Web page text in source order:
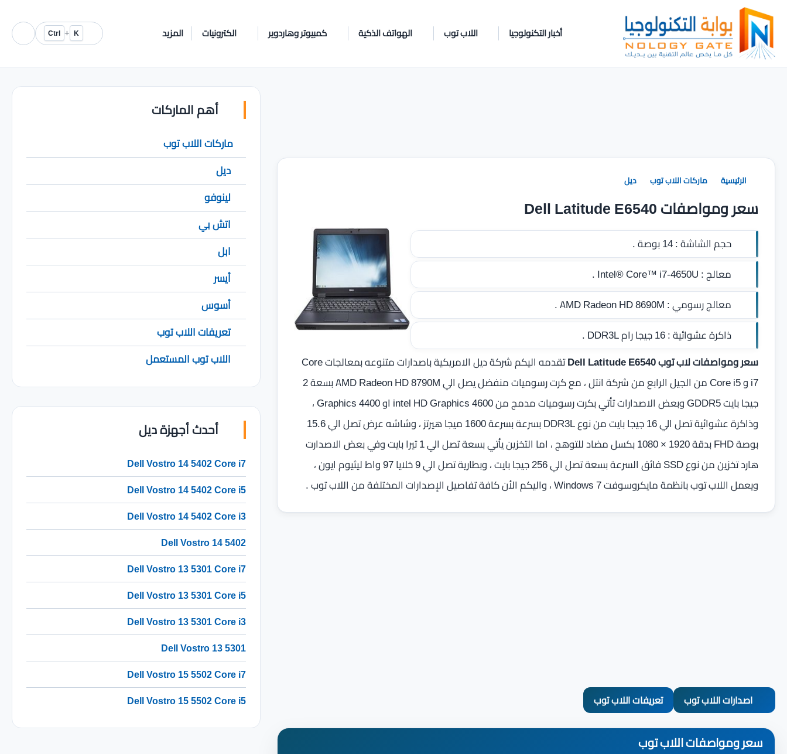
أخبار التكنولوجيا اللاب توب الهواتف الذكية كمبيوتر وهاردوير الكترونيات المزيد K
+
Ctrl
الرئيسية ماركات اللاب توب ديل
سعر ومواصفات Dell Latitude E6540
حجم الشاشة :14 بوصة .
معالج :Intel® Core™ i7-4650U .
معالج رسومي :AMD Radeon HD 8690M .
ذاكرة عشوائية :16 جيجا رام DDR3L
.
سعر ومواصفات لاب توب Dell Latitude E6540
تقدمه اليكم شركة ديل الامريكية باصدارات متنوعه بمعالجات Core
i7 و Core i5 من الجيل الرابع من شركة انتل ، مع كرت رسوميات منفضل يصل الي AMD Radeon HD 8790M بسعة 2
جيجا بايت GDDR5 وبعض الاصدارات تأتي بكرت رسوميات مدمج من intel HD Graphics 4600 او Graphics 4400 ،
وذاكرة عشوائية تصل الي 16 جيجا بايت من نوع DDR3L بسرعة بسرعة 1600 ميجا هيرتز ، وشاشه عرض تصل الي 15.6
بوصة FHD بدقة 1920 × 1080 بكسل مضاد للتوهج ‏، اما التخزين يأتي بسعة تصل الي 1 تيرا بايت وفي بعض الاصدارت
هارد تخزين من نوع SSD فائق السرعة بسعة تصل الي 256 جيجا بايت ، وبطارية تصل الي 9 خلايا 97 واط ليثيوم ايون ،
ويعمل اللاب توب بانظمة مايكروسوفت Windows 7 ، واليكم الأن كافة تفاصيل الإصدارات المختلفة من اللاب توب .
اصدارات اللاب توب تعريفات اللاب توب
سعر ومواصفات اللاب توب
أهم الماركات
ماركات اللاب توب
ديل
لينوفو
اتش بي
ابل
أيسر
أسوس
تعريفات اللاب توب
اللاب توب المستعمل
أحدث أجهزة ديل
Dell Vostro 14 5402 Core i7
Dell Vostro 14 5402 Core i5
Dell Vostro 14 5402 Core i3
Dell Vostro 14 5402
Dell Vostro 13 5301 Core i7
Dell Vostro 13 5301 Core i5
Dell Vostro 13 5301 Core i3
Dell Vostro 13 5301
Dell Vostro 15 5502 Core i7
Dell Vostro 15 5502 Core i5